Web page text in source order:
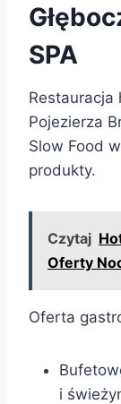
SPA
Restauracja
Pojezierza
Slow Food
produkty.
Czytaj
Oferty
Oferta
i